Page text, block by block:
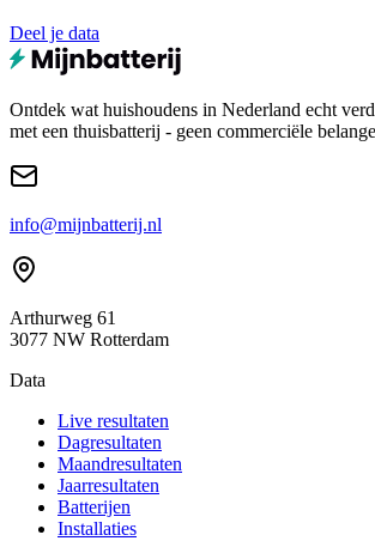
Deel je data
Ontdek wat huishoudens in Nederland echt
met een thuisbatterij - geen commerciële
info@mijnbatterij.nl
Arthurweg 61
3077 NW Rotterdam
Data
Live resultaten
Dagresultaten
Maandresultaten
Jaarresultaten
Batterijen
Installaties